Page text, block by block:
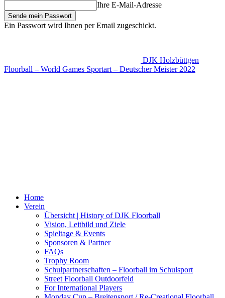
Ihre E-Mail-Adresse
Ein Passwort wird Ihnen per Email zugeschickt.
DJK Holzbüttgen
Floorball – World Games Sportart – Deutscher Meister 2022
Home
Verein
Übersicht | History of DJK Floorball
Vision, Leitbild und Ziele
Spieltage & Events
Sponsoren & Partner
FAQs
Trophy Room
Schulpartnerschaften – Floorball im Schulsport
Street Floorball Outdoorfeld
For International Players